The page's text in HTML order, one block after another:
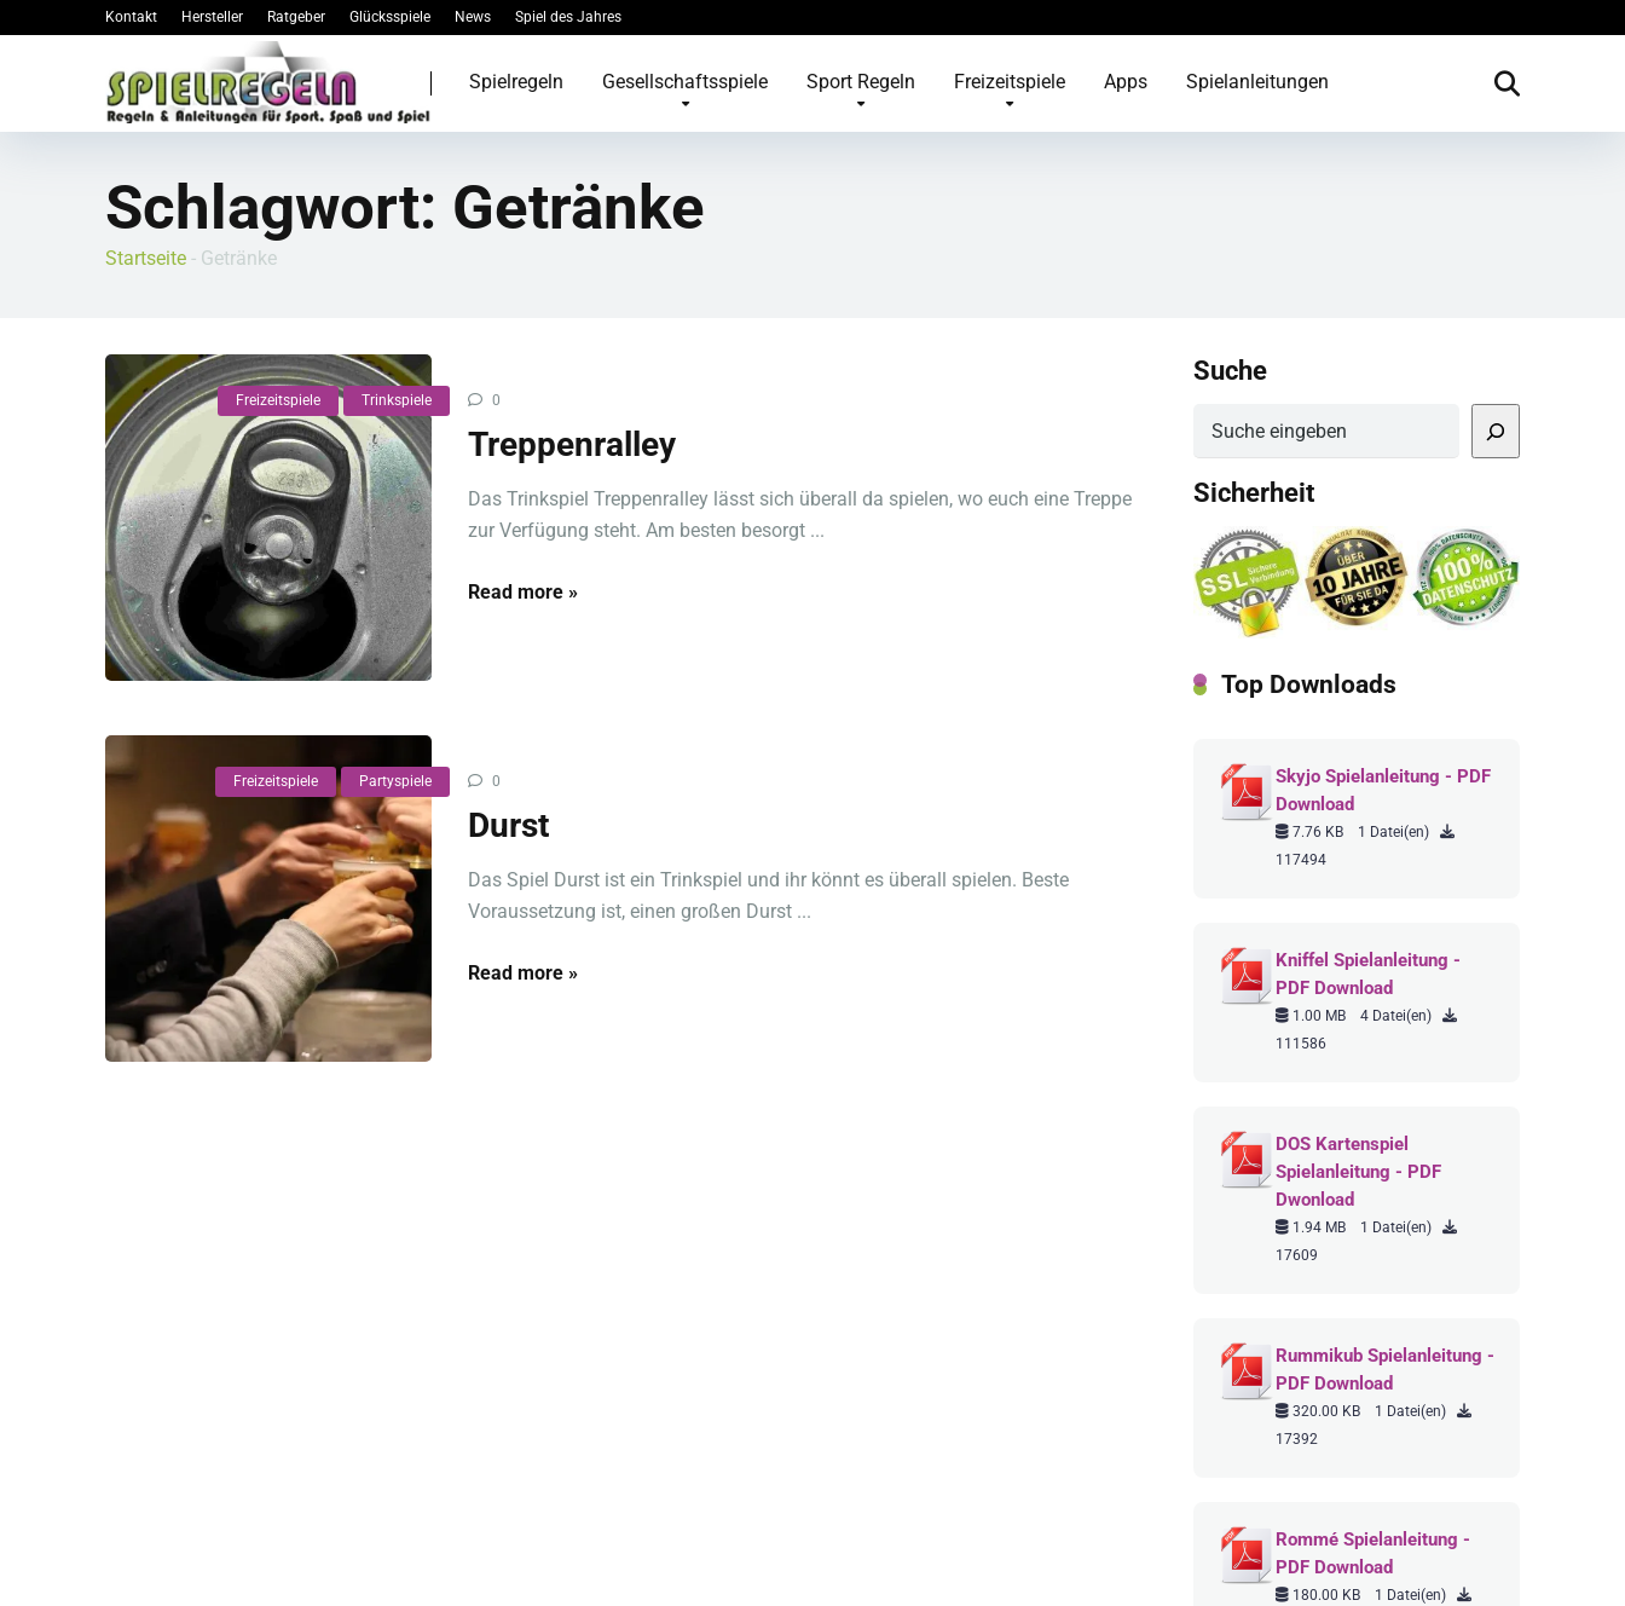
Kontakt Hersteller Ratgeber Glücksspiele News Spiel des Jahres
Spielregeln Gesellschaftsspiele Sport Regeln Freizeitspiele Apps Spielanleitungen
Schlagwort: Getränke
Startseite - Getränke
Freizeitspiele Trinkspiele 0
Treppenralley
Das Trinkspiel Treppenralley lässt sich überall da spielen, wo euch eine Treppe
zur Verfügung steht. Am besten besorgt ...
Read more »
Freizeitspiele Partyspiele 0
Durst
Das Spiel Durst ist ein Trinkspiel und ihr könnt es überall spielen. Beste
Voraussetzung ist, einen großen Durst ...
Read more »
Suche
Sicherheit
Top Downloads
Skyjo Spielanleitung - PDF
Download
7.76 KB
1 Datei(en)
117494
Kniffel Spielanleitung -
PDF Download
1.00 MB
4 Datei(en)
111586
DOS Kartenspiel
Spielanleitung - PDF
Dwonload
1.94 MB
1 Datei(en)
17609
Rummikub Spielanleitung -
PDF Download
320.00 KB
1 Datei(en)
17392
Rommé Spielanleitung -
PDF Download
180.00 KB
1 Datei(en)